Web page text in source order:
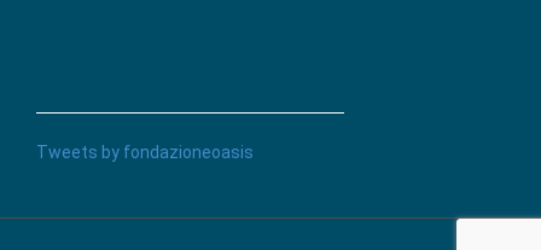
Tweets by fondazioneoasis